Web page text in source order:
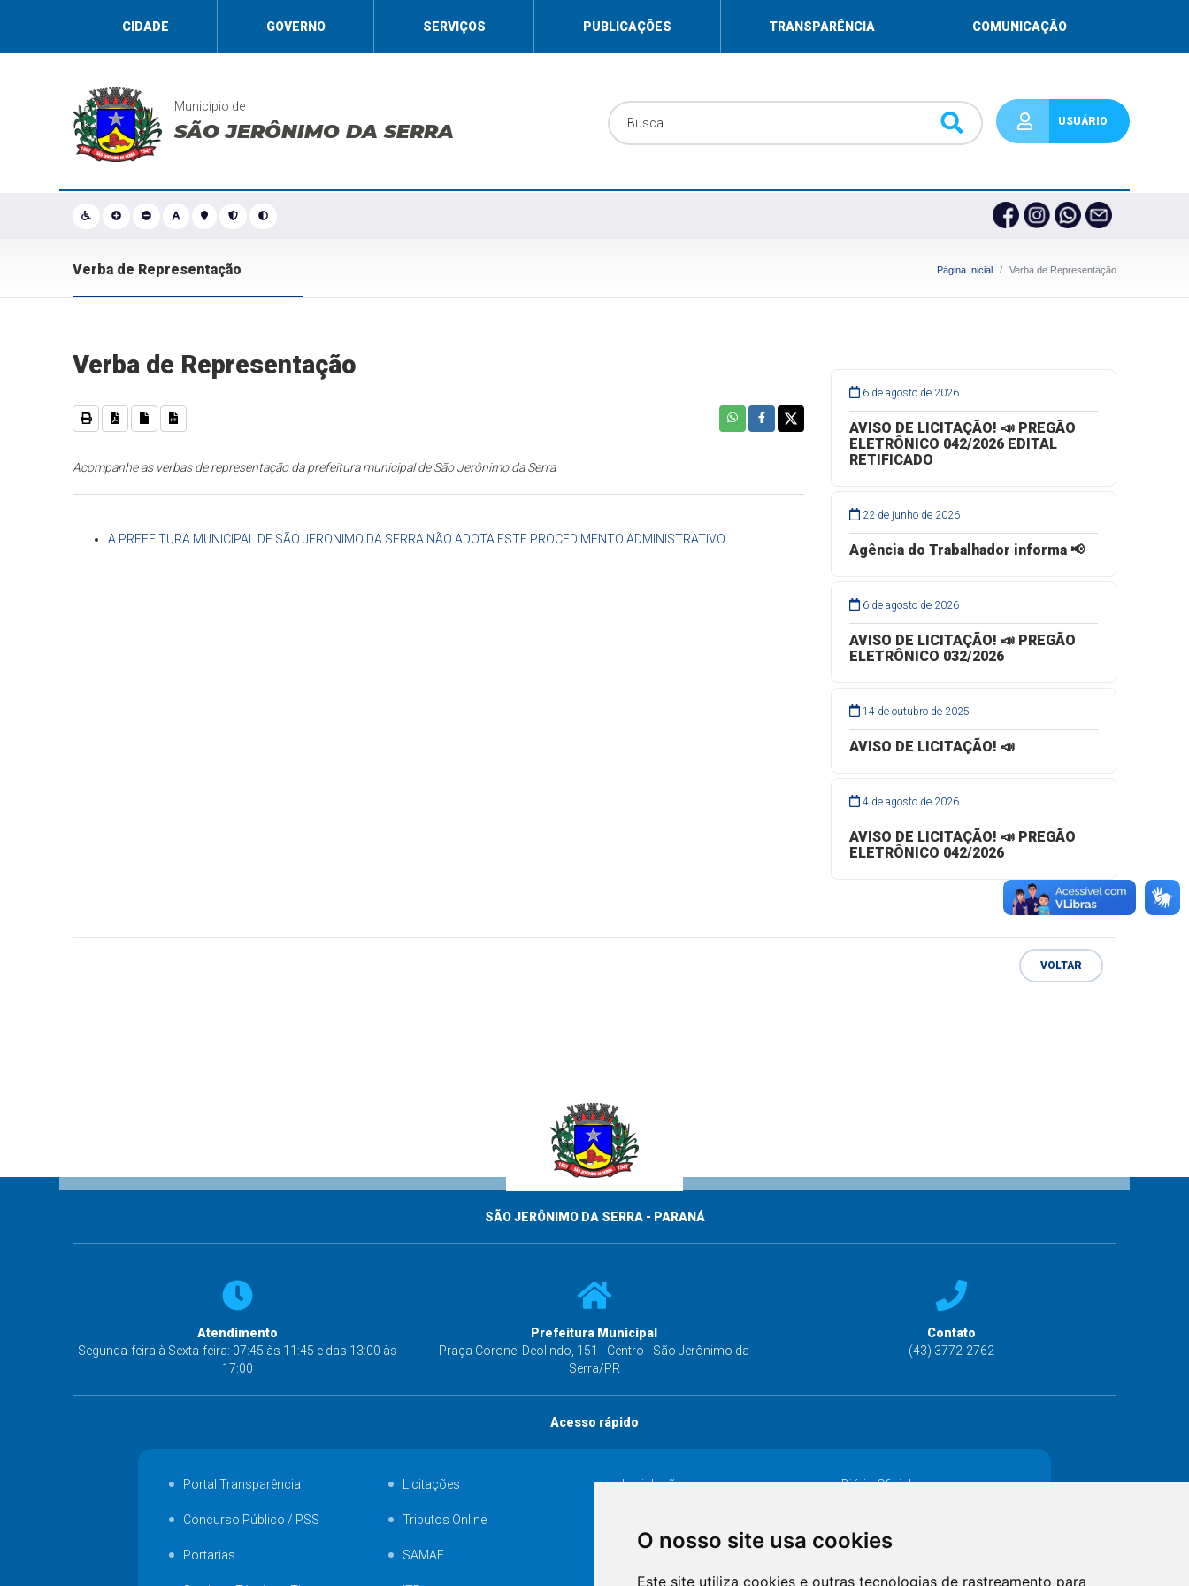
O nosso site usa cookies
Este site utiliza cookies e outras tecnologias de rastreamento para
CIDADE GOVERNO SERVIÇOS PUBLICAÇÕES TRANSPARÊNCIA COMUNICAÇÃO
Município de
SÃO JERÔNIMO DA SERRA USUÁRIO
Verba de Representação Página Inicial Verba de Representação
Verba de Representação
Acompanhe as verbas de representação da prefeitura municipal de São Jerônimo da Serra
A PREFEITURA MUNICIPAL DE SÃO JERONIMO DA SERRA NÃO ADOTA ESTE PROCEDIMENTO ADMINISTRATIVO
6 de agosto de 2026
AVISO DE LICITAÇÃO! 📣 PREGÃO
ELETRÔNICO 042/2026 EDITAL
RETIFICADO
22 de junho de 2026
Agência do Trabalhador informa 📢
6 de agosto de 2026
AVISO DE LICITAÇÃO! 📣 PREGÃO
ELETRÔNICO 032/2026
14 de outubro de 2025
AVISO DE LICITAÇÃO! 📣
4 de agosto de 2026
AVISO DE LICITAÇÃO! 📣 PREGÃO
ELETRÔNICO 042/2026
VOLTAR
SÃO JERÔNIMO DA SERRA - PARANÁ
Atendimento
Segunda-feira à Sexta-feira: 07:45 às 11:45 e das 13:00 às
17:00
Prefeitura Municipal
Praça Coronel Deolindo, 151 - Centro - São Jerônimo da
Serra/PR
Contato
(43) 3772-2762
Acesso rápido
Portal Transparência Licitações Legislação Diário Oficial
Concurso Público / PSS Tributos Online
Portarias SAMAE